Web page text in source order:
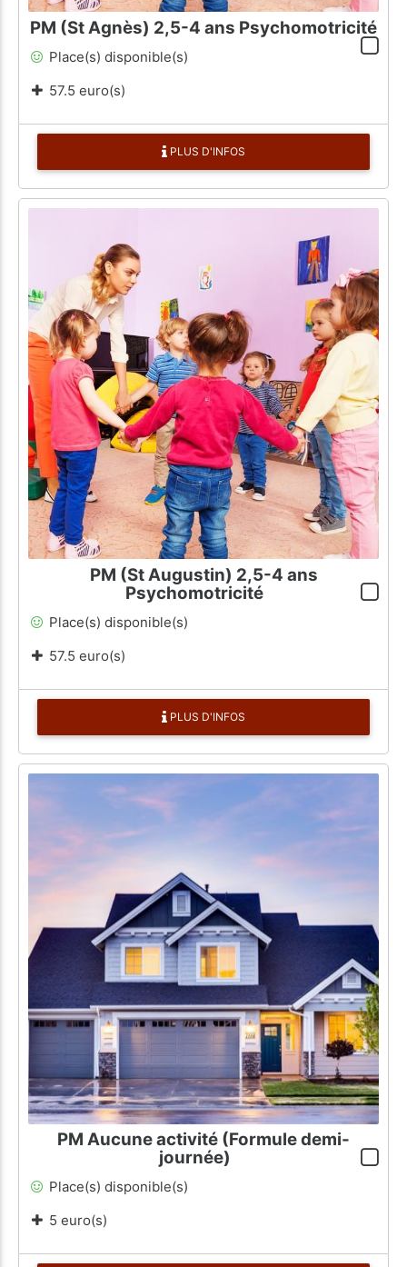
PM (St Agnès) 2,5-4 ans Psychomotricité
Place(s) disponible(s)
57.5 euro(s)
PLUS D'INFOS
PM (St Augustin) 2,5-4 ans
Psychomotricité
Place(s) disponible(s)
57.5 euro(s)
PLUS D'INFOS
PM Aucune activité (Formule demi-
journée)
Place(s) disponible(s)
5 euro(s)